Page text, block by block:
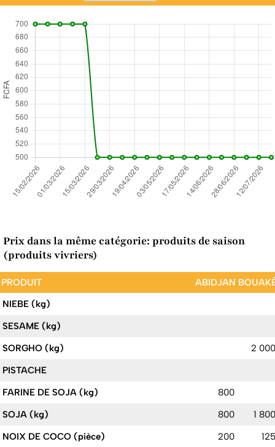
Prix dans la même catégorie: produits de saison
(produits vivriers)
PRODUIT ABIDJAN
NIEBE (kg)
SESAME (kg)
SORGHO (kg)
2 000
PISTACHE
FARINE DE SOJA (kg)
800
SOJA (kg)
800
1 800
NOIX DE COCO (pièce)
200
125